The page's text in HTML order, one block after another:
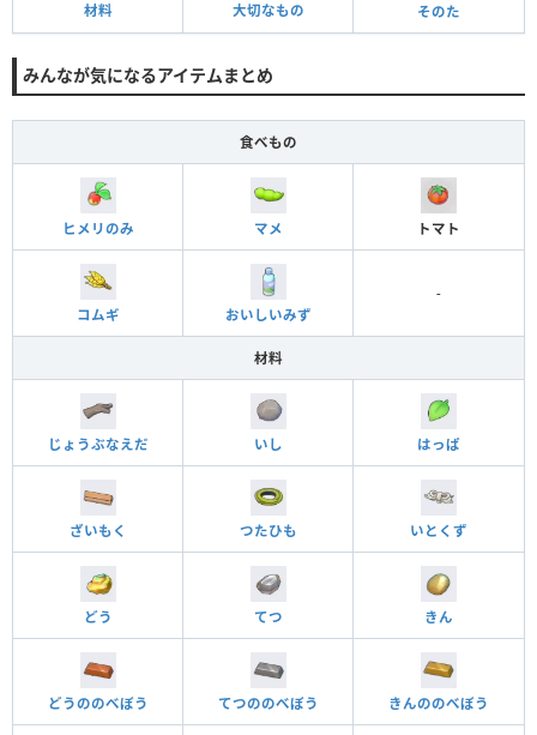
材料 大切なもの そのた
みんなが気になるアイテムまとめ
食べもの
ヒメリのみ マメ トマト
コムギ おいしいみず
-
材料
じょうぶなえだ いし はっぱ
ざいもく つたひも いとくず
どう てつ きん
どうののべぼう てつののべぼう きんののべぼう